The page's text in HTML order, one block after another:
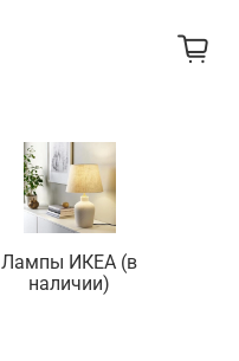
Лампы ИКЕА (в
наличии)